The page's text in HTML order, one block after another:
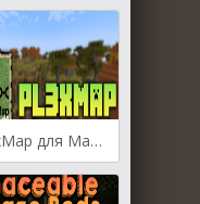
Pl3xMap для Майнкрафт [1.20.1, 1.20, 1.19.4]